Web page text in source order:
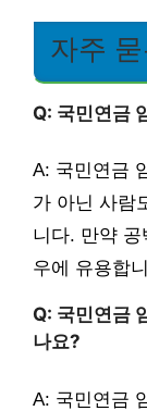
자주
Q: 국민연금
A: 국민연금
가 아닌 사람
니다. 만약
우에 유용합
Q: 국민연금
나요?
A: 국민연금